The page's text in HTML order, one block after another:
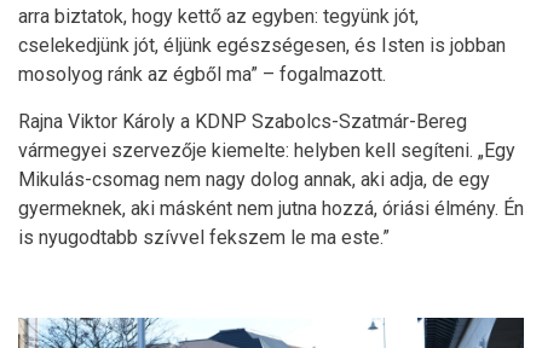
arra biztatok, hogy kettő az egyben: tegyünk jót,
cselekedjünk jót, éljünk egészségesen, és Isten is jobban
mosolyog ránk az égből ma” – fogalmazott.
Rajna Viktor Károly a KDNP Szabolcs-Szatmár-Bereg
vármegyei szervezője kiemelte: helyben kell segíteni. „Egy
Mikulás-csomag nem nagy dolog annak, aki adja, de egy
gyermeknek, aki másként nem jutna hozzá, óriási élmény. Én
is nyugodtabb szívvel fekszem le ma este.”